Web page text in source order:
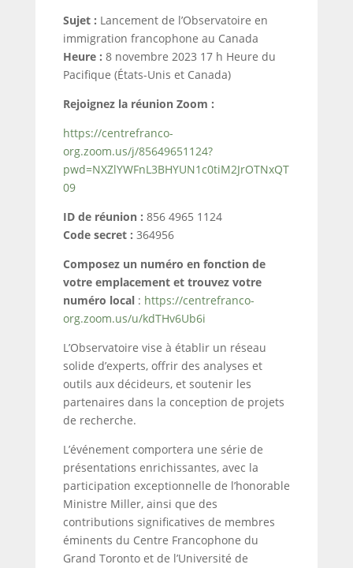
Sujet : Lancement de l’Observatoire en
immigration francophone au Canada
Heure : 8 novembre 2023 17 h Heure du
Pacifique (États-Unis et Canada)
Rejoignez la réunion Zoom :
https://centrefranco-
org.zoom.us/j/85649651124?
pwd=NXZlYWFnL3BHYUN1c0tiM2JrOTNxQT
09
ID de réunion : 856 4965 1124
Code secret : 364956
Composez un numéro en fonction de
votre emplacement et trouvez votre
numéro local: https://centrefranco-
org.zoom.us/u/kdTHv6Ub6i
L’Observatoire vise à établir un réseau
solide d’experts, offrir des analyses et
outils aux décideurs, et soutenir les
partenaires dans la conception de projets
de recherche.
L’événement comportera une série de
présentations enrichissantes, avec la
participation exceptionnelle de l’honorable
Ministre Miller, ainsi que des
contributions significatives de membres
éminents du Centre Francophone du
Grand Toronto et de l’Université de